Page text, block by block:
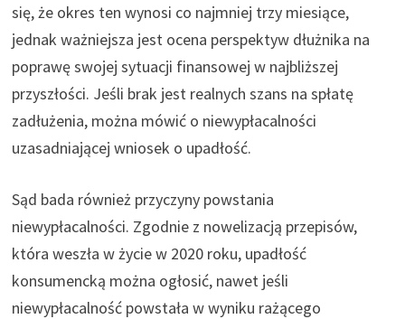
się, że okres ten wynosi co najmniej trzy miesiące,
jednak ważniejsza jest ocena perspektyw dłużnika na
poprawę swojej sytuacji finansowej w najbliższej
przyszłości. Jeśli brak jest realnych szans na spłatę
zadłużenia, można mówić o niewypłacalności
uzasadniającej wniosek o upadłość.
Sąd bada również przyczyny powstania
niewypłacalności. Zgodnie z nowelizacją przepisów,
która weszła w życie w 2020 roku, upadłość
konsumencką można ogłosić, nawet jeśli
niewypłacalność powstała w wyniku rażącego